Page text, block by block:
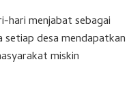
hari menjabat sebagai
desa mendapatkan
miskin